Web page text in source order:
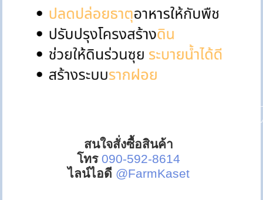
สนใจสั่งซื้อสินค้า
โทร 090-592-8614
ไลน์ไอดี @FarmKaset